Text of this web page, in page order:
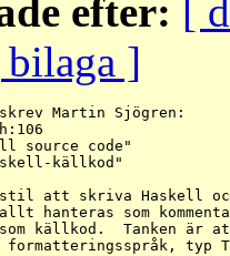
efter: [
]
Martin Sjögren:
source code"
källkod"
att skriva Haskell och
som
källkod.  Tanken är
typ